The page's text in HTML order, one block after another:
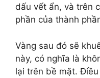
dấu vết ẩn, và trên
phần của thành
Vàng sau đó sẽ
này, có nghĩa là
lại trên bề mặt.